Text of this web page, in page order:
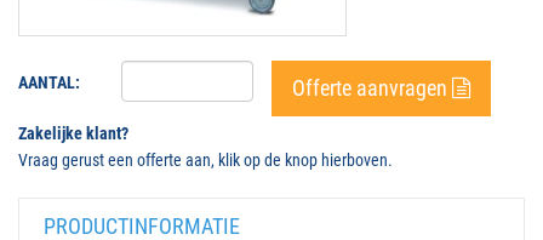
AANTAL: Offerte aanvragen
Zakelijke klant?
Vraag gerust een offerte aan, klik op de knop hierboven.
PRODUCTINFORMATIE